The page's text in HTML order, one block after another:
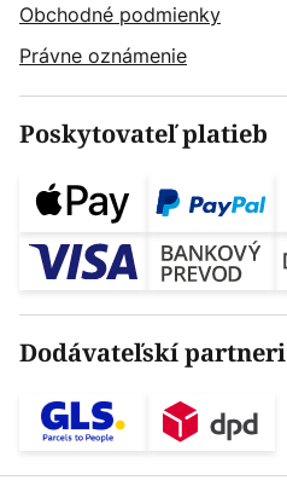
Obchodné podmienky
Právne oznámenie
Poskytovateľ platieb
Dodávateľskí partneri